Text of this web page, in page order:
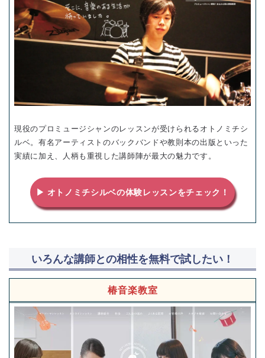
現役のプロミュージシャンのレッスンが受けられるオトノミチシ
ルベ。有名アーティストのバックバンドや教則本の出版といった
実績に加え、人柄も重視した講師陣が最大の魅力です。
▶ オトノミチシルベの体験レッスンをチェック！
いろんな講師との相性を無料で試したい！
椿音楽教室